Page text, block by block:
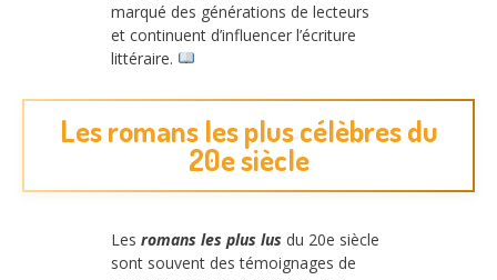
marqué des générations de lecteurs
et continuent d’influencer l’écriture
littéraire.
Les romans les plus célèbres du
20e siècle
Les romans les plus lus du 20e siècle
sont souvent des témoignages de